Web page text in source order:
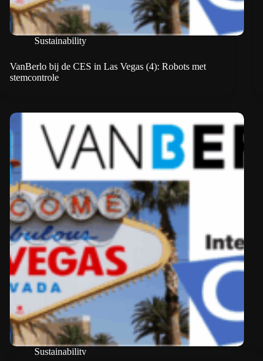
Sustainability
VanBerlo bij de CES in Las Vegas (4): Robots met
stemcontrole
Sustainability